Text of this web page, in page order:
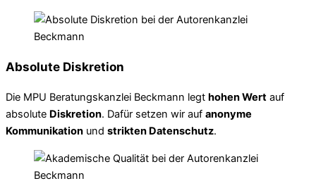
Absolute Diskretion
Die MPU Beratungskanzlei Beckmann legt hohen Wert auf
absolute Diskretion. Dafür setzen wir auf anonyme
Kommunikation und strikten Datenschutz.